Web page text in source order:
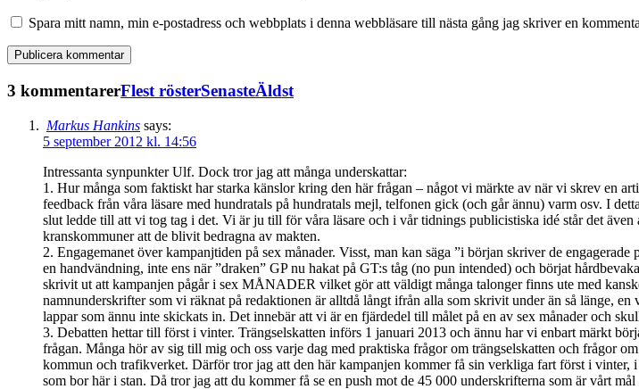
Spara mitt namn, min e-postadress och webbplats i denna webbläsare till nästa gång jag skriver en
3 kommentarerFlest rösterSenasteÄldst
Markus Hankins says:
5 september 2012 kl. 14:56
Intressanta synpunkter Ulf. Dock tror jag att många underskattar:
1. Hur många som faktiskt har starka känslor kring den här frågan – något vi märkte av när vi skrev en
feedback från våra läsare med hundratals på hundratals mejl, telfonen gick (och går ännu) varm osv. I
slut ledde till att vi tog tag i det. Vi är ju till för våra läsare och i vår tidnings publicistiska idé står det
kranskommuner att de blivit bedragna av makten.
2. Engagemanet över kampanjtiden på sex månader. Visst, man kan säga ”i början skriver de
en handvändning, inte ens när ”draken” GP nu hakat på GT:s tåg (no pun intended) och börjat
skrivit ut att kampanjen pågår i sex MÅNADER vilket gör att väldigt många talonger finns ute med
namnunderskrifter som vi räknat på redaktionen är alltdå långt ifrån alla som skrivit under än så länge,
lappar som ännu inte skickats in. Det innebär att vi är en fjärdedel till målet på en av sex månader och
3. Debatten hettar till först i vinter. Trängselskatten införs 1 januari 2013 och ännu har vi enbart märkt
frågan. Många hör av sig till mig och oss varje dag med praktiska frågor om trängselskatten och frågor
kommun och trafikverket. Därför tror jag att den här kampanjen kommer få sin verkliga fart först i
som bor här i stan. Då tror jag att du kommer få se en push mot de 45 000 underskrifterna som är vårt mål